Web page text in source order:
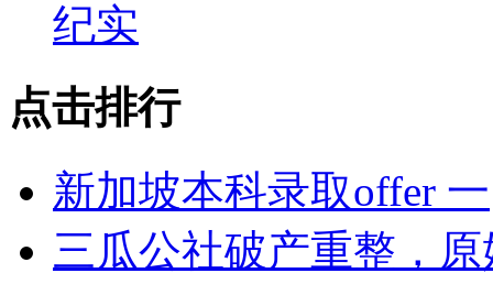
纪实
点击排行
新加坡本科录取offer 一
三瓜公社破产重整，